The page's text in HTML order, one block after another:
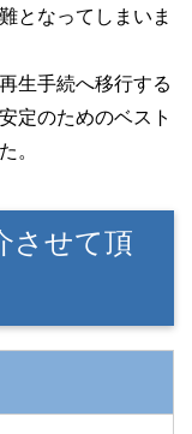
となってしまいま
生手続へ移行する
定のためのベスト
。
させて頂